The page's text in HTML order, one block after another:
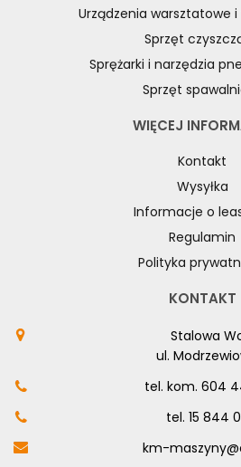
Urządzenia warsztatowe
Sprzęt
Sprężarki i narzędzia
Sprzęt
WIĘCEJ
Kontakt
Wysyłka
Informacje o
Regulamin
Polityka
KONTAKT
Stalowa
ul.
tel. kom. 604
tel. 15 844
km-